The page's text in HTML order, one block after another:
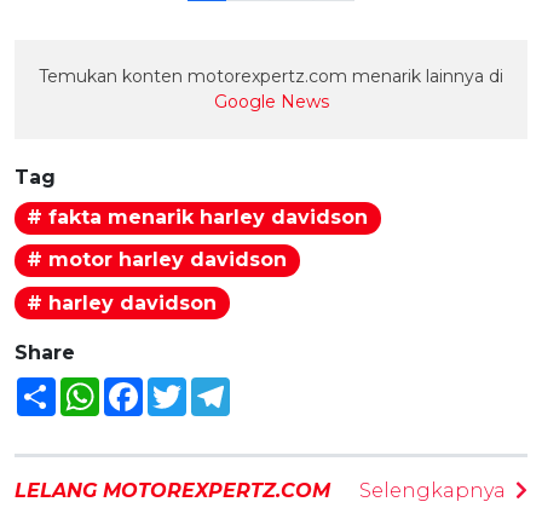
Temukan konten motorexpertz.com menarik lainnya di
Google News
Tag
# fakta menarik harley davidson
# motor harley davidson
# harley davidson
Share
Share WhatsAppFacebook
Twitter
LELANG MOTOREXPERTZ.COM Selengkapnya